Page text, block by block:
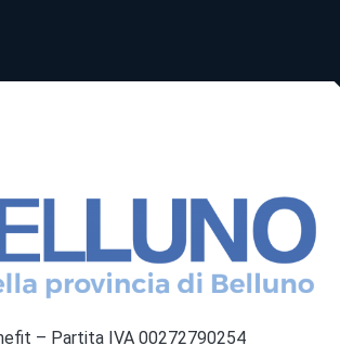
– Partita IVA 00272790254